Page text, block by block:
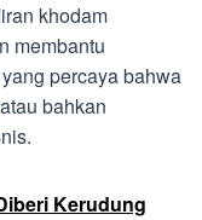
khodam
membantu
percaya bahwa
bahkan
Kerudung